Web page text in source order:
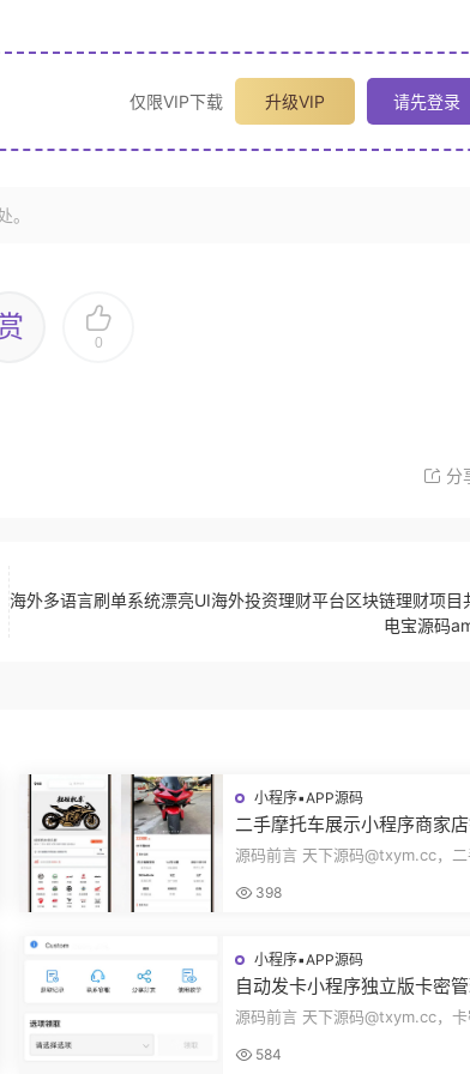
仅限VIP下载 升级VIP 请先登录
。
0
分
海外多语言刷单系统漂亮UI海外投资理财平台区块链理财项目
电宝源码
小程序▪APP源码
二手摩托车展示小程序商家
展示车型品牌管理摩托车信
布用户交互联系源码
源码前言 天下源码@txym.cc，
说明，大...
398
小程序▪APP源码
自动发卡小程序独立版卡密
广告领取口令领取裂变扩展
主小程序Custom
源码前言 天下源码@txym.cc，
程序，自...
584